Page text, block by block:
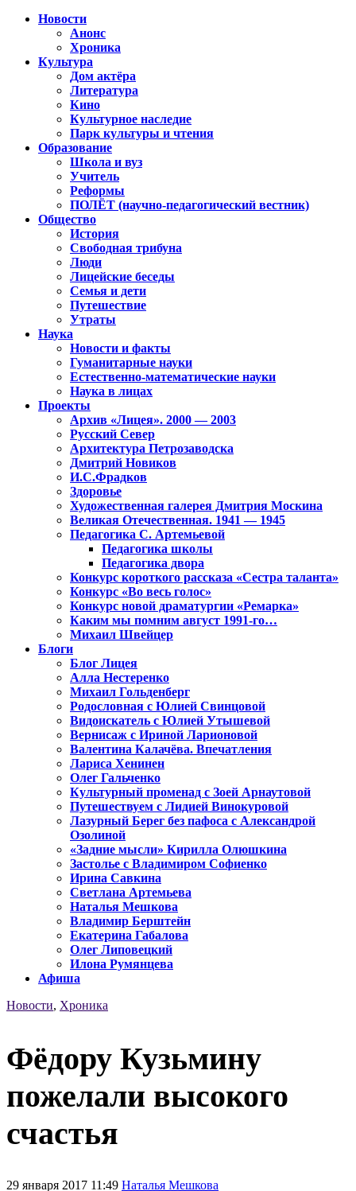
Новости
Анонс
Хроника
Культура
Дом актёра
Литература
Кино
Культурное наследие
Парк культуры и чтения
Образование
Школа и вуз
Учитель
Реформы
ПОЛЁТ (научно-педагогический вестник)
Общество
История
Свободная трибуна
Люди
Лицейские беседы
Семья и дети
Путешествие
Утраты
Наука
Новости и факты
Гуманитарные науки
Естественно-математические науки
Наука в лицах
Проекты
Архив «Лицея». 2000 — 2003
Русский Север
Архитектура Петрозаводска
Дмитрий Новиков
И.С.Фрадков
Здоровье
Художественная галерея Дмитрия Москина
Великая Отечественная. 1941 — 1945
Педагогика С. Артемьевой
Педагогика школы
Педагогика двора
Конкурс короткого рассказа «Сестра таланта»
Конкурс «Во весь голос»
Конкурс новой драматургии «Ремарка»
Каким мы помним август 1991-го…
Михаил Швейцер
Блоги
Блог Лицея
Алла Нестеренко
Михаил Гольденберг
Родословная с Юлией Свинцовой
Видоискатель с Юлией Утышевой
Вернисаж с Ириной Ларионовой
Валентина Калачёва. Впечатления
Лариса Хенинен
Олег Гальченко
Культурный променад с Зоей Арнаутовой
Путешествуем с Лидией Винокуровой
Лазурный Берег без пафоса с Александрой
Озолиной
«Задние мысли» Кирилла Олюшкина
Застолье с Владимиром Софиенко
Ирина Савкина
Светлана Артемьева
Наталья Мешкова
Владимир Берштейн
Екатерина Габалова
Олег Липовецкий
Илона Румянцева
Афиша
Новости, Хроника
Фёдору Кузьмину
пожелали высокого
счастья
29 января 2017 11:49 Наталья Мешкова